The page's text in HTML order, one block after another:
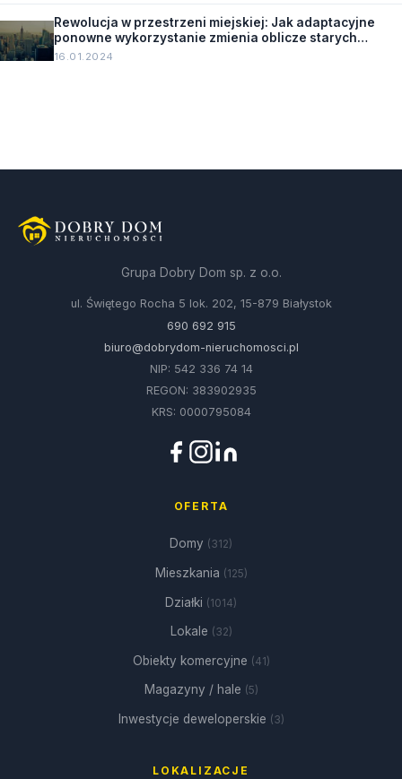
Rewolucja w przestrzeni miejskiej: Jak adaptacyjne
ponowne wykorzystanie zmienia oblicze starych
budynków.
16.01.2024
Grupa Dobry Dom sp. z o.o.
ul. Świętego Rocha 5 lok. 202, 15-879 Białystok
690 692 915
biuro@dobrydom-nieruchomosci.pl
NIP: 542 336 74 14
REGON: 383902935
KRS: 0000795084
OFERTA
Domy (312)
Mieszkania (125)
Działki (1014)
Lokale (32)
Obiekty komercyjne (41)
Magazyny / hale (5)
Inwestycje deweloperskie (3)
LOKALIZACJE